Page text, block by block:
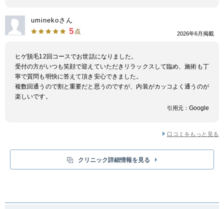
uminekoさん
5 点 2026年6月掲載
ヒゲ脱毛12回コースでお世話になりました。
受付の方がいつも笑顔で迎えていただきリラックスして臨め、施術も丁
寧で質問も明快に答えて頂き安心できました。
複数回通うので割と重要だと思うのですが、内装がカッコよく通うのが
楽しいです。
引用元： Google
口コミをもっと見る
クリニック詳細情報を見る